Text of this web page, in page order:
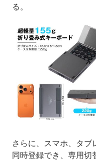
る。
さらに、スマホ、タ
同時登録でき、専用切